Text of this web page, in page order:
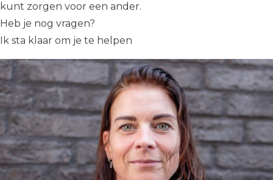
kunt zorgen voor een ander.
Heb je nog vragen?
Ik sta klaar om je te helpen